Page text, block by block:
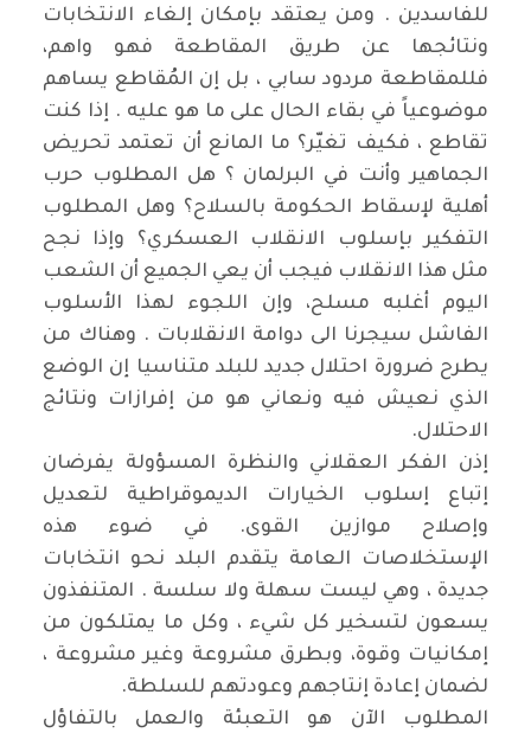
للفاسدين . ومن يعتقد بإمكان إلغاء الانتخابات
ونتائجها عن طريق المقاطعة فهو واهم،
فللمقاطعة مردود سابي ، بل إن المُقاطع يساهم
موضوعياً في بقاء الحال على ما هو عليه . إذا كنت
تقاطع ، فكيف تغيّر؟ ما المانع أن تعتمد تحريض
الجماهير وأنت في البرلمان ؟ هل المطلوب حرب
أهلية لإسقاط الحكومة بالسلاح؟ وهل المطلوب
التفكير بإسلوب الانقلاب العسكري؟ وإذا نجح
مثل هذا الانقلاب فيجب أن يعي الجميع أن الشعب
اليوم أغلبه مسلح، وإن اللجوء لهذا الأسلوب
الفاشل سيجرنا الى دوامة الانقلابات . وهناك من
يطرح ضرورة احتلال جديد للبلد متناسيا إن الوضع
الذي نعيش فيه ونعاني هو من إفرازات ونتائج
الاحتلال.
إذن الفكر العقلاني والنظرة المسؤولة يفرضان
إتباع إسلوب الخيارات الديموقراطية لتعديل
وإصلاح موازين القوى. في ضوء هذه
الإستخلاصات العامة يتقدم البلد نحو انتخابات
جديدة ، وهي ليست سهلة ولا سلسة . المتنفذون
يسعون لتسخير كل شيء ، وكل ما يمتلكون من
إمكانيات وقوة، وبطرق مشروعة وغير مشروعة ،
لضمان إعادة إنتاجهم وعودتهم للسلطة.
المطلوب الآن هو التعبئة والعمل بالتفاؤل